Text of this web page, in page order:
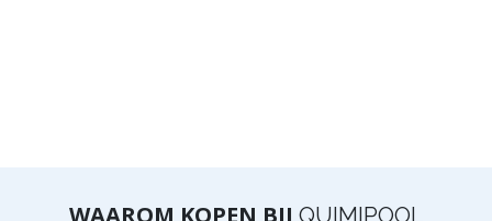
WAAROM KOPEN BIJ QUIMIPOOL